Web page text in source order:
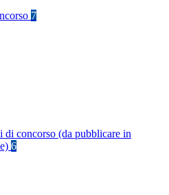
7
di concorso (da pubblicare in
6